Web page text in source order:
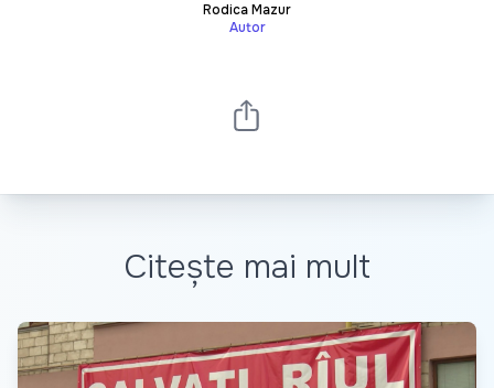
Rodica Mazur
Autor
Citește mai mult